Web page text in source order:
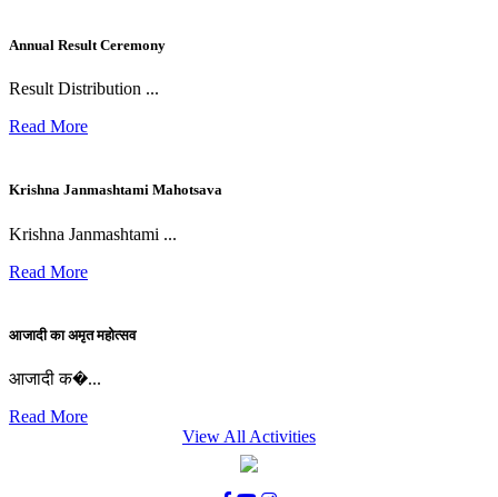
Annual Result Ceremony
Result Distribution ...
Read More
Krishna Janmashtami Mahotsava
Krishna Janmashtami ...
Read More
आजादी का अमृत महोत्सव
आजादी क�...
Read More
View All Activities